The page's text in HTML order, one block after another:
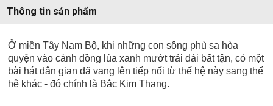
Thông tin sản phẩm
Ở miền Tây Nam Bộ, khi những con sông phù sa hòa
quyện vào cánh đồng lúa xanh mướt trải dài bất tận, có một
bài hát dân gian đã vang lên tiếp nối từ thế hệ này sang thế
hệ khác - đó chính là Bắc Kim Thang.